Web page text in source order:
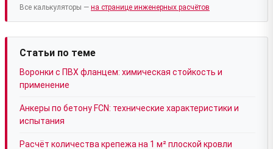
Все калькуляторы — на странице инженерных расчётов
Статьи по теме
Воронки с ПВХ фланцем: химическая стойкость и
применение
Анкеры по бетону FCN: технические характеристики и
испытания
Расчёт количества крепежа на 1 м² плоской кровли